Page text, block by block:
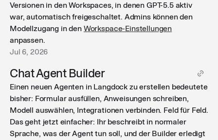
Versionen in den Workspaces, in denen GPT-5.5 aktiv
war, automatisch freigeschaltet. Admins können den
Modellzugang in den Workspace-Einstellungen
anpassen.
Jul 6, 2026
Chat Agent Builder
Einen neuen Agenten in Langdock zu erstellen bedeutete
bisher: Formular ausfüllen, Anweisungen schreiben,
Modell auswählen, Integrationen verbinden. Feld für Feld.
Das geht jetzt einfacher: Ihr beschreibt in normaler
Sprache, was der Agent tun soll, und der Builder erledigt